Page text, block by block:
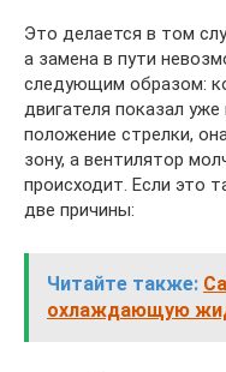
Это делается в том
а замена в пути
следующим образом:
двигателя показал
положение стрелки,
зону, а вентилятор
происходит. Если это
две причины:
Читайте также:
охлаждающую